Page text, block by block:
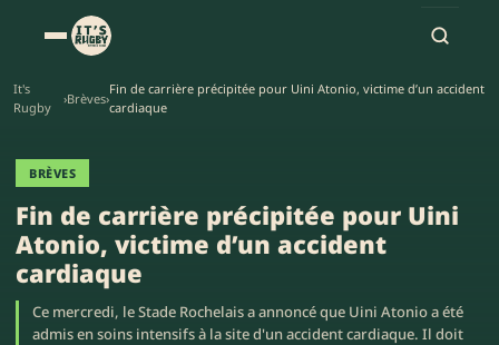
It's
Rugby
›Brèves›
Fin de carrière précipitée pour Uini Atonio, victime d’un accident
cardiaque
BRÈVES
Fin de carrière précipitée pour Uini
Atonio, victime d’un accident
cardiaque
Ce mercredi, le Stade Rochelais a annoncé que Uini Atonio a été
admis en soins intensifs à la site d'un accident cardiaque. Il doit